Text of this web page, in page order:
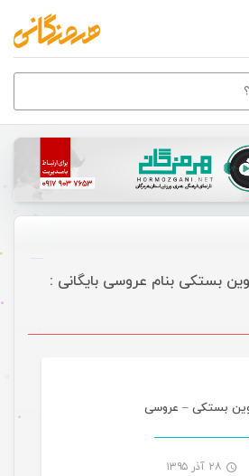
بستکی بنام عروسی بایگانی :
بستکی – عروسی
۲۸ آذر ۱۳۹۵